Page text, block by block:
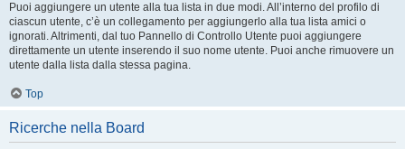
Puoi aggiungere un utente alla tua lista in due modi. All’interno del profilo di
ciascun utente, c’è un collegamento per aggiungerlo alla tua lista amici o
ignorati. Altrimenti, dal tuo Pannello di Controllo Utente puoi aggiungere
direttamente un utente inserendo il suo nome utente. Puoi anche rimuovere un
utente dalla lista dalla stessa pagina.
Top
Ricerche nella Board